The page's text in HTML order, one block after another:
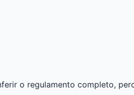
o regulamento completo,